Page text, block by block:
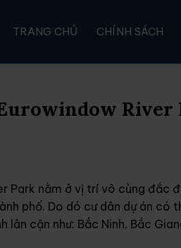
TRANG CHỦ CHÍNH SÁCH
River
Park nằm ở vị trí vô cùng đắc
phố. Do dó cư dân dự án
lân cận như: Bắc Ninh, Bắc